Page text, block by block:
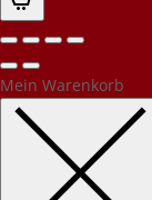
Mein Warenkorb
PEC Party-